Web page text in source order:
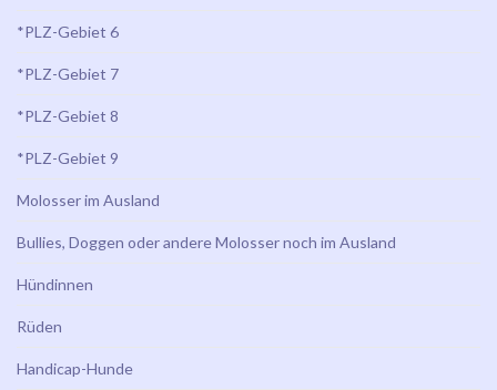
*PLZ-Gebiet 6
*PLZ-Gebiet 7
*PLZ-Gebiet 8
*PLZ-Gebiet 9
Molosser im Ausland
Bullies, Doggen oder andere Molosser noch im Ausland
Hündinnen
Rüden
Handicap-Hunde